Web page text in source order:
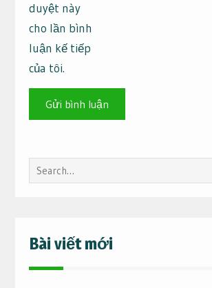
duyệt này
cho lần bình
luận kế tiếp
của tôi.
Search
for:
Bài viết mới